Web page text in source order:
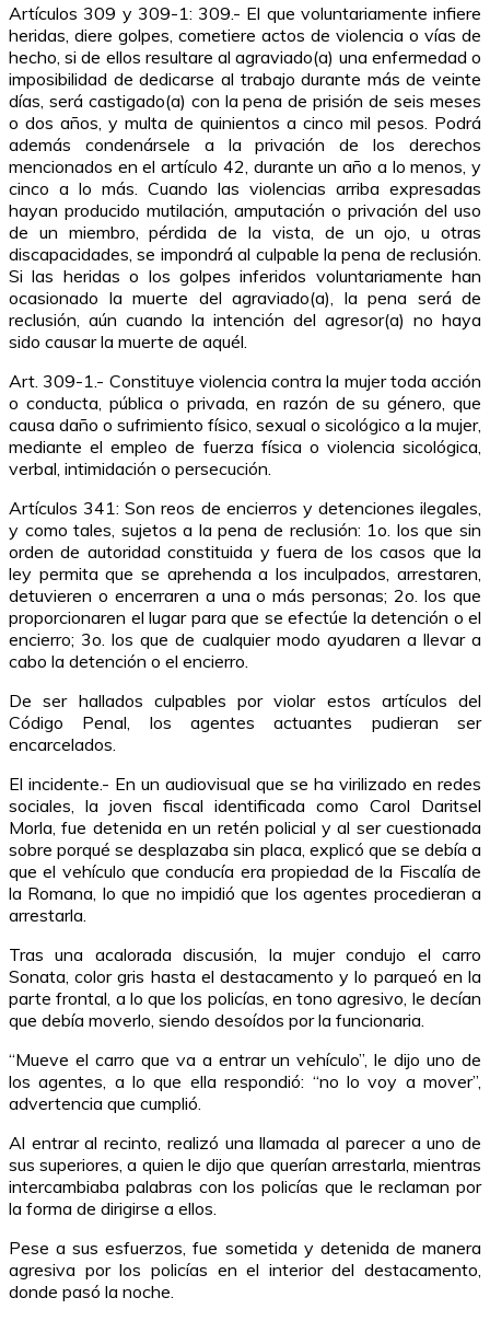
Artículos 309 y 309-1: 309.- El que voluntariamente infiere
heridas, diere golpes, cometiere actos de violencia o vías de
hecho, si de ellos resultare al agraviado(a) una enfermedad o
imposibilidad de dedicarse al trabajo durante más de veinte
días, será castigado(a) con la pena de prisión de seis meses
o dos años, y multa de quinientos a cinco mil pesos. Podrá
además condenársele a la privación de los derechos
mencionados en el artículo 42, durante un año a lo menos, y
cinco a lo más. Cuando las violencias arriba expresadas
hayan producido mutilación, amputación o privación del uso
de un miembro, pérdida de la vista, de un ojo, u otras
discapacidades, se impondrá al culpable la pena de reclusión.
Si las heridas o los golpes inferidos voluntariamente han
ocasionado la muerte del agraviado(a), la pena será de
reclusión, aún cuando la intención del agresor(a) no haya
sido causar la muerte de aquél.
Art. 309-1.- Constituye violencia contra la mujer toda acción
o conducta, pública o privada, en razón de su género, que
causa daño o sufrimiento físico, sexual o sicológico a la mujer,
mediante el empleo de fuerza física o violencia sicológica,
verbal, intimidación o persecución.
Artículos 341: Son reos de encierros y detenciones ilegales,
y como tales, sujetos a la pena de reclusión: 1o. los que sin
orden de autoridad constituida y fuera de los casos que la
ley permita que se aprehenda a los inculpados, arrestaren,
detuvieren o encerraren a una o más personas; 2o. los que
proporcionaren el lugar para que se efectúe la detención o el
encierro; 3o. los que de cualquier modo ayudaren a llevar a
cabo la detención o el encierro.
De ser hallados culpables por violar estos artículos del
Código Penal, los agentes actuantes pudieran ser
encarcelados.
El incidente.- En un audiovisual que se ha virilizado en redes
sociales, la joven fiscal identificada como Carol Daritsel
Morla, fue detenida en un retén policial y al ser cuestionada
sobre porqué se desplazaba sin placa, explicó que se debía a
que el vehículo que conducía era propiedad de la Fiscalía de
la Romana, lo que no impidió que los agentes procedieran a
arrestarla.
Tras una acalorada discusión, la mujer condujo el carro
Sonata, color gris hasta el destacamento y lo parqueó en la
parte frontal, a lo que los policías, en tono agresivo, le decían
que debía moverlo, siendo desoídos por la funcionaria.
“Mueve el carro que va a entrar un vehículo”, le dijo uno de
los agentes, a lo que ella respondió: “no lo voy a mover”,
advertencia que cumplió.
Al entrar al recinto, realizó una llamada al parecer a uno de
sus superiores, a quien le dijo que querían arrestarla, mientras
intercambiaba palabras con los policías que le reclaman por
la forma de dirigirse a ellos.
Pese a sus esfuerzos, fue sometida y detenida de manera
agresiva por los policías en el interior del destacamento,
donde pasó la noche.